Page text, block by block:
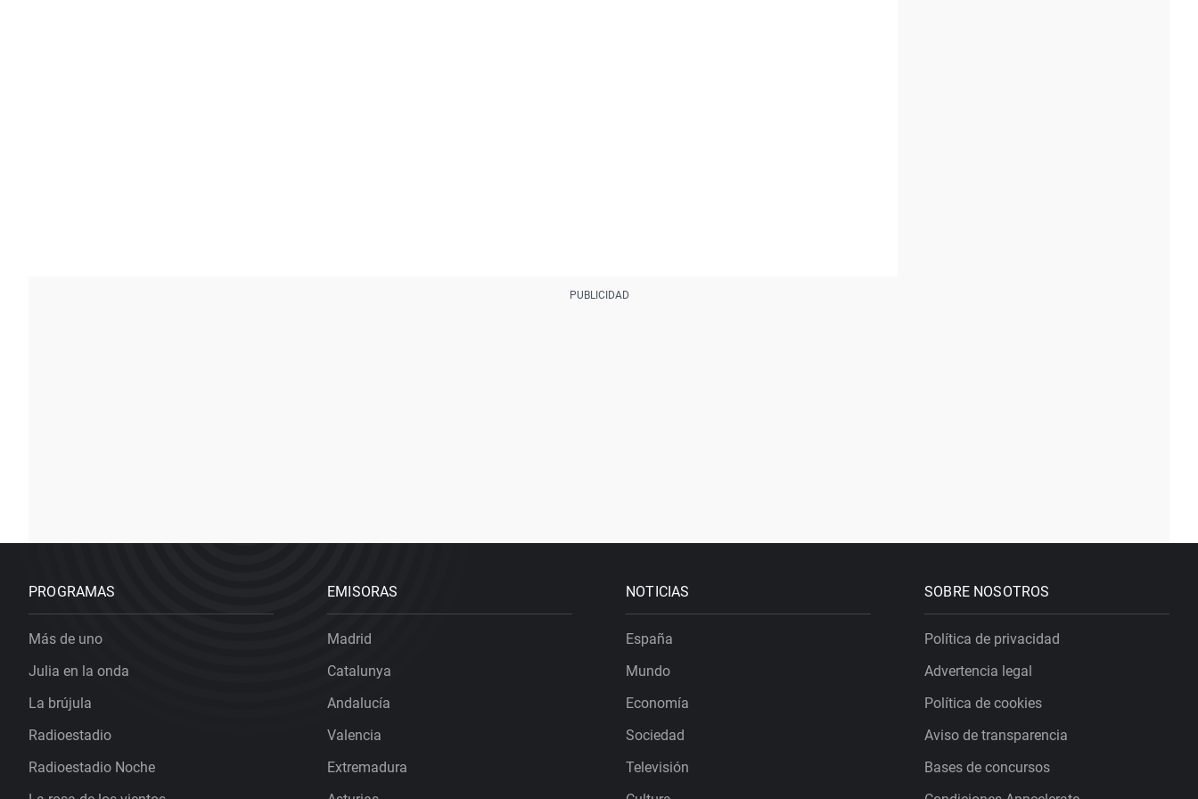
PROGRAMAS
Más de uno
Julia en la onda
La brújula
Radioestadio
Radioestadio Noche
EMISORAS
Madrid
Catalunya
Andalucía
Valencia
Extremadura
NOTICIAS
España
Mundo
Economía
Sociedad
Televisión
SOBRE NOSOTROS
Política de privacidad
Advertencia legal
Política de cookies
Aviso de transparencia
Bases de concursos